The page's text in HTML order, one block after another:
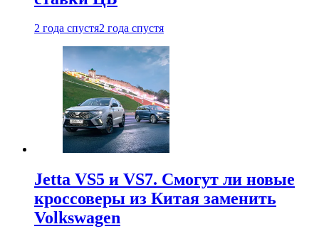
2 года спустя2 года спустя
Jetta VS5 и VS7. Смогут ли новые
кроссоверы из Китая заменить
Volkswagen